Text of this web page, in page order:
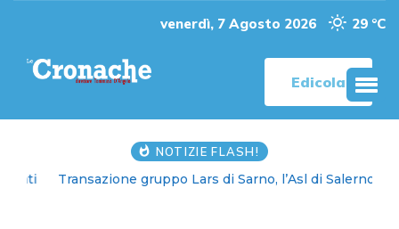
venerdì, 7 Agosto 2026 29 °C
Edicola
NOTIZIE FLASH!
Transazione gruppo Lars di Sarno, l’Asl di Salerno